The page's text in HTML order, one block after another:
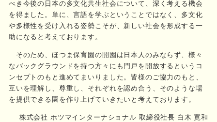
べき今後の日本の多文化共生社会について、深く考える機会
を得ました。単に、言語を学ぶということではなく、多文化
や多様性を受け入れる姿勢こそが、新しい社会を形成する一
助になると考えております。
そのため、ほつま保育園の開園は日本人のみならず、様々
なバックグラウンドを持つ方々にも門戸を開放するというコ
ンセプトのもと進めてまいりました。皆様のご協力のもと、
互いを理解し、尊重し、それぞれを認め合う、そのような場
を提供できる園を作り上げていきたいと考えております。
株式会社 ホツマインターナショナル 取締役社長 白木 寛和